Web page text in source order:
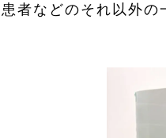
者などのそれ以外